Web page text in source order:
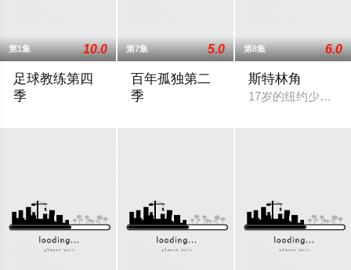
第1集 10.0
足球教练第四
季
第7集 5.0
百年孤独第二
季
第8集 6.0
斯特林角
17岁的纽约少女